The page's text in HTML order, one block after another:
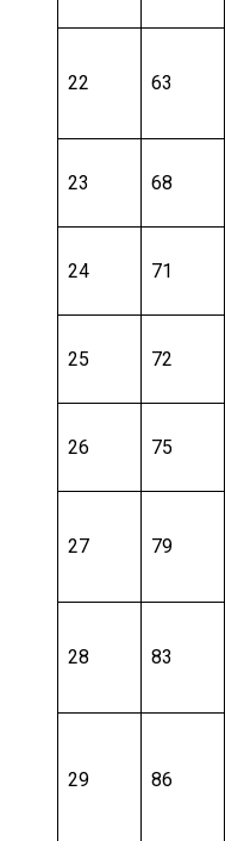
22 63
23 68
24 71
25 72
26 75
27 79
28 83
29 86